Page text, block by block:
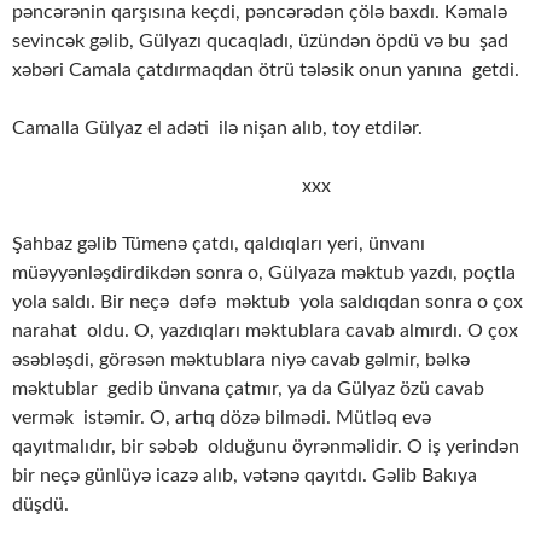
pəncərənin qarşısına keçdi, pəncərədən çölə baxdı. Kəmalə
sevincək gəlib, Gülyazı qucaqladı, üzündən öpdü və bu şad
xəbəri Camala çatdırmaqdan ötrü tələsik onun yanına getdi.
Camalla Gülyaz el adəti ilə nişan alıb, toy etdilər.
xxx
Şahbaz gəlib Tümenə çatdı, qaldıqları yeri, ünvanı
müəyyənləşdirdikdən sonra o, Gülyaza məktub yazdı, poçtla
yola saldı. Bir neçə dəfə məktub yola saldıqdan sonra o çox
narahat oldu. O, yazdıqları məktublara cavab almırdı. O çox
əsəbləşdi, görəsən məktublara niyə cavab gəlmir, bəlkə
məktublar gedib ünvana çatmır, ya da Gülyaz özü cavab
vermək istəmir. O, artıq dözə bilmədi. Mütləq evə
qayıtmalıdır, bir səbəb olduğunu öyrənməlidir. O iş yerindən
bir neçə günlüyə icazə alıb, vətənə qayıtdı. Gəlib Bakıya
düşdü.